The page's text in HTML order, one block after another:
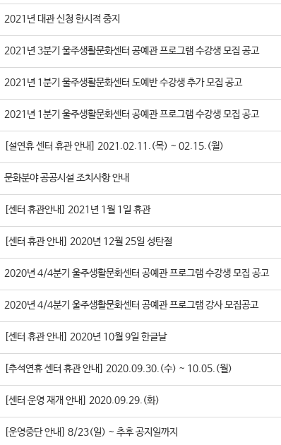
2021년 대관 신청 한시적 중지
2021년 3분기 울주생활문화센터 공예관 프로그램 수강생 모집 공고
2021년 1분기 울주생활문화센터 도예반 수강생 추가 모집 공고
2021년 1분기 울주생활문화센터 공예관 프로그램 수강생 모집 공고
[설연휴 센터 휴관 안내] 2021.02.11.(목) ~ 02.15.(월)
문화분야 공공시설 조치사항 안내
[센터 휴관안내] 2021년 1월 1일 휴관
[센터 휴관 안내] 2020년 12월 25일 성탄절
2020년 4/4분기 울주생활문화센터 공예관 프로그램 수강생 모집 공고
2020년 4/4분기 울주생활문화센터 공예관 프로그램 강사 모집공고
[센터 휴관 안내] 2020년 10월 9일 한글날
[추석연휴 센터 휴관 안내] 2020.09.30.(수) ~ 10.05.(월)
[센터 운영 재개 안내] 2020.09.29.(화)
[운영중단 안내] 8/23(일) ~ 추후 공지일까지